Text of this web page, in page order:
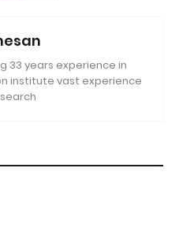
33 years experience in
institute vast experience